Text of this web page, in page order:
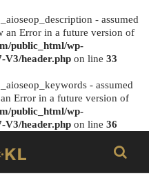
- assumed
an Error in a future version of
public_html/wp-
V3/header.php on line 33
- assumed
Error in a future version of
public_html/wp-
V3/header.php on line 36